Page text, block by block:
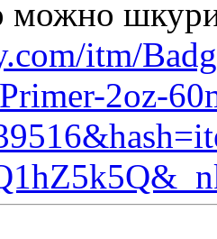
можно
itm/
2oz-